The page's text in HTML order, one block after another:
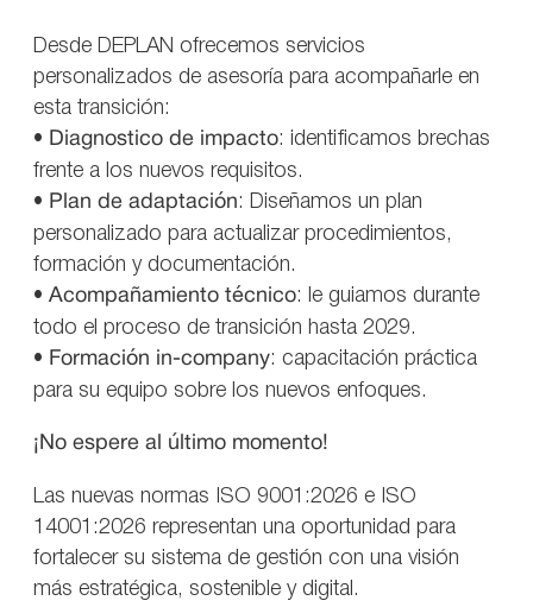
Desde DEPLAN ofrecemos servicios
personalizados de asesoría para acompañarle en
esta transición:
• Diagnostico de impacto: identificamos brechas
frente a los nuevos requisitos.
• Plan de adaptación: Diseñamos un plan
personalizado para actualizar procedimientos,
formación y documentación.
• Acompañamiento técnico: le guiamos durante
todo el proceso de transición hasta 2029.
• Formación in-company: capacitación práctica
para su equipo sobre los nuevos enfoques.
¡No espere al último momento!
Las nuevas normas ISO 9001:2026 e ISO
14001:2026 representan una oportunidad para
fortalecer su sistema de gestión con una visión
más estratégica, sostenible y digital.